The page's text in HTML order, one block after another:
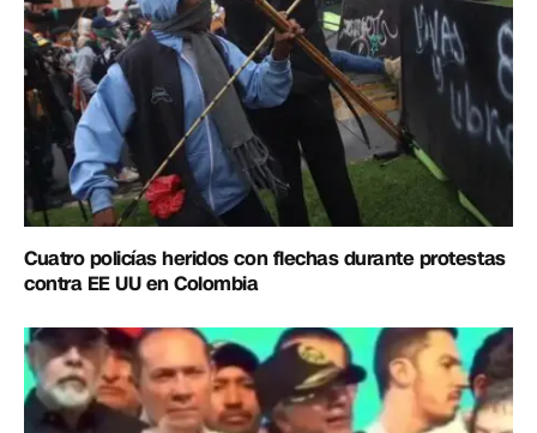
Cuatro policías heridos con flechas durante protestas
contra EE UU en Colombia